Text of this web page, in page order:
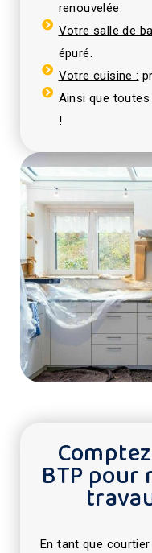
renouvelée.
Votre salle de
épuré.
Votre cuisine :
Ainsi que
!
BTP pour
En tant que